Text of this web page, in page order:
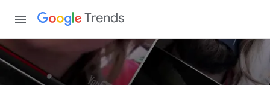
Trends